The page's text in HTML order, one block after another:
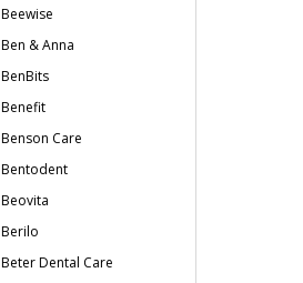
Beewise
Ben & Anna
BenBits
Benefit
Benson Care
Bentodent
Beovita
Berilo
Beter Dental Care